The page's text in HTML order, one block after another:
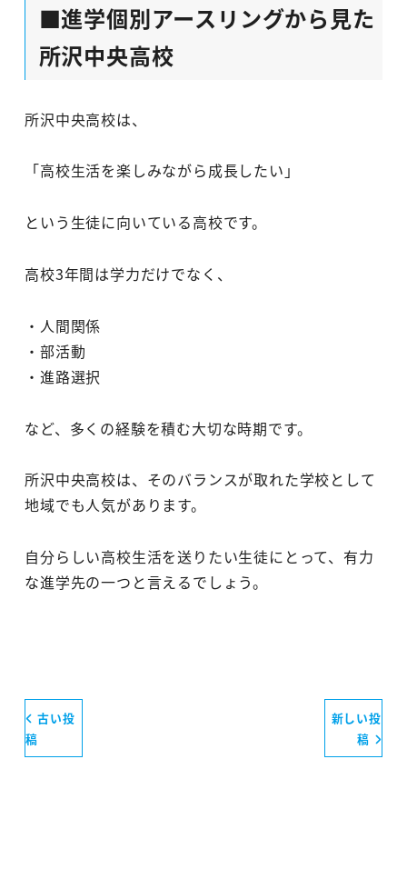
■進学個別アースリングから見た
所沢中央高校
所沢中央高校は、
「高校生活を楽しみながら成長したい」
という生徒に向いている高校です。
高校3年間は学力だけでなく、
・人間関係
・部活動
・進路選択
など、多くの経験を積む大切な時期です。
所沢中央高校は、そのバランスが取れた学校として
地域でも人気があります。
自分らしい高校生活を送りたい生徒にとって、有力
な進学先の一つと言えるでしょう。
古い投
稿
新しい投
稿